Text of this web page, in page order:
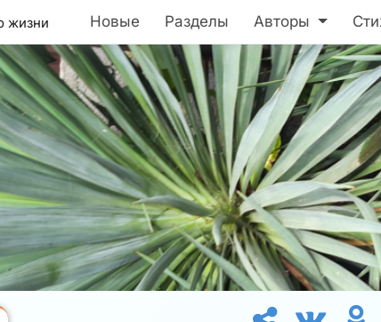
жизни Новые Разделы Авторы